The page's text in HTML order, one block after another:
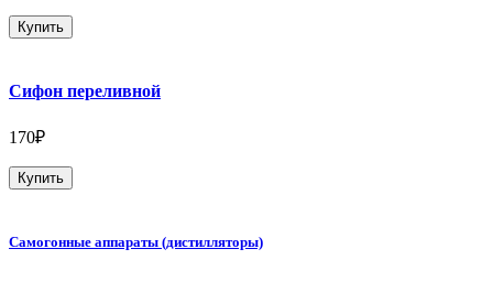
Купить
Сифон переливной
170₽
Купить
Самогонные аппараты (дистилляторы)